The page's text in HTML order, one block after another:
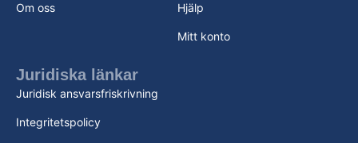
Om oss Hjälp
Mitt konto
Juridiska länkar
Juridisk ansvarsfriskrivning
Integritetspolicy